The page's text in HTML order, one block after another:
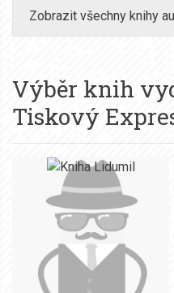
Zobrazit všechny knihy
Výběr knih
Tiskový